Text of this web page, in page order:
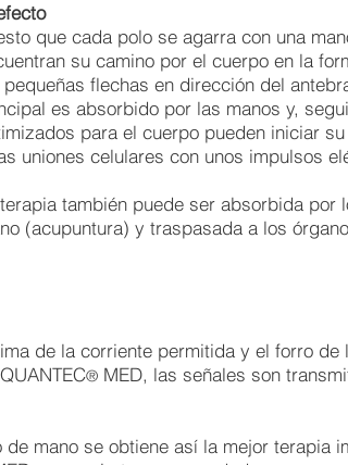
que cada polo se agarra con una
su camino por el cuerpo en la
pequeñas flechas en dirección del
es absorbido por las manos y,
para el cuerpo pueden iniciar
uniones celulares con unos impulsos
también puede ser absorbida por
(acupuntura) y traspasada a los
de la corriente permitida y el forro
® MED, las señales son
mano se obtiene así la mejor terapia